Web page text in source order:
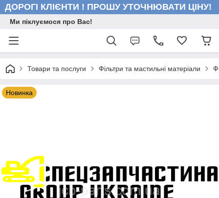
ДОРОГІ КЛІЄНТИ ! ПРОШУ УТОЧНЮВАТИ ЦІНУ!
Ми піклуємося про Вас!
Товари та послуги Фільтри та мастильні матеріали
Новинка